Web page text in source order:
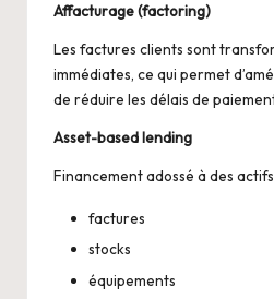
Affacturage (factoring)
Les factures clients sont
immédiates, ce qui permet
de réduire les délais de
Asset-based lending
Financement adossé à des
factures
stocks
équipements